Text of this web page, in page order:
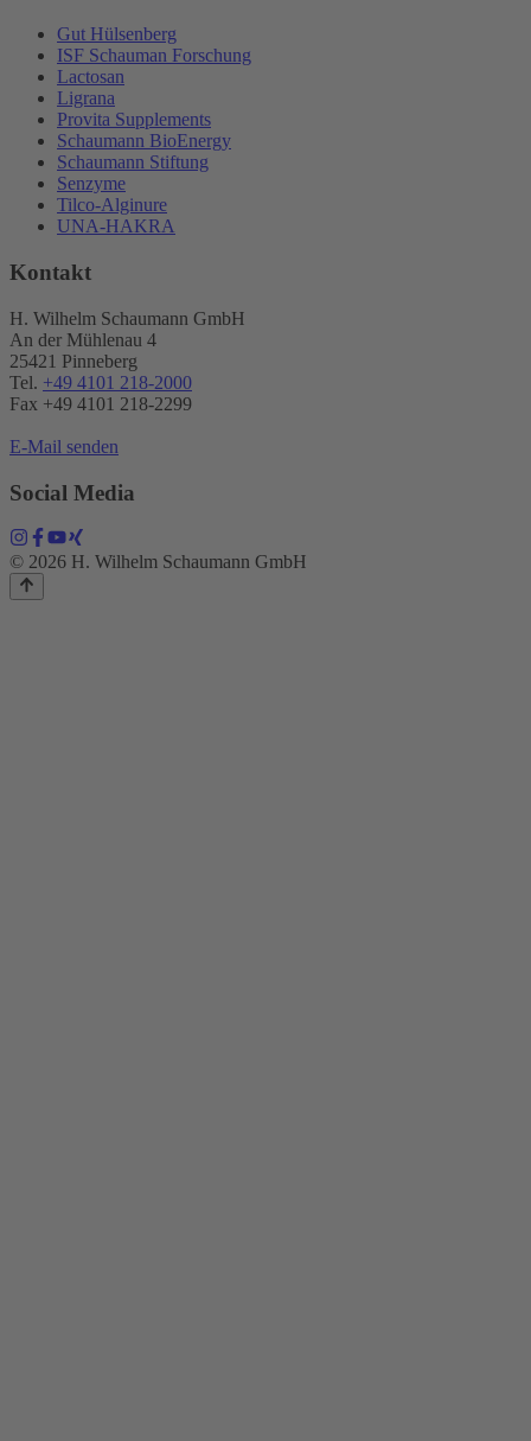
Gut Hülsenberg
ISF Schauman Forschung
Lactosan
Ligrana
Provita Supplements
Schaumann BioEnergy
Schaumann Stiftung
Senzyme
Tilco-Alginure
UNA-HAKRA
Kontakt
H. Wilhelm Schaumann GmbH
An der Mühlenau 4
25421 Pinneberg
Tel. +49 4101 218-2000
Fax +49 4101 218​-2299
E-Mail senden
Social Media
© 2026 H. Wilhelm Schaumann GmbH